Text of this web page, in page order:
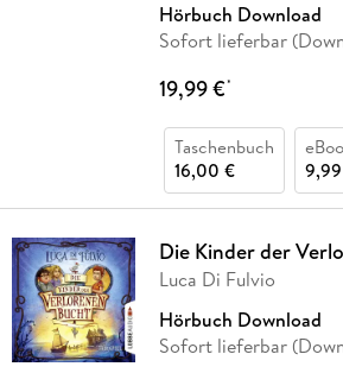
Hörbuch Download
Sofort lieferbar
19,99 €*
Taschenbuch
16,00 €
Die Kinder der
Luca Di Fulvio
Hörbuch Download
Sofort lieferbar